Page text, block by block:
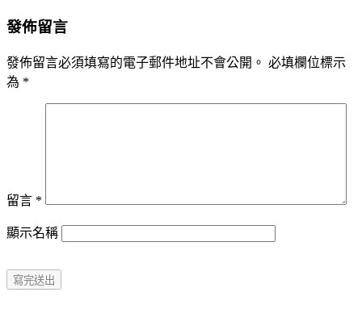
發佈留言
發佈留言必須填寫的電子郵件地址不會公開。 必填欄位標示
為 *
留言 *
顯示名稱